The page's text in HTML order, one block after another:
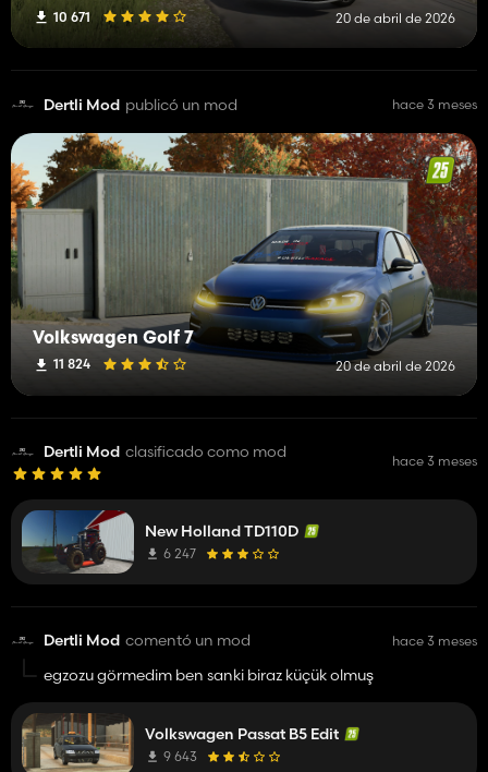
10 671 20 de abril de 2026
Dertli Mod publicó un mod hace 3 meses
Volkswagen Golf 7
11 824 20 de abril de 2026
Dertli Mod clasificado como mod hace 3 meses
New Holland TD110D
6 247
Dertli Mod comentó un mod hace 3 meses
egzozu görmedim ben sanki biraz küçük olmuş
Volkswagen Passat B5 Edit
9 643